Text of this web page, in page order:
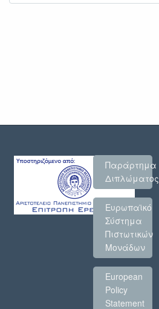
Παράρτημα
Διπλώματος
Ευρωπαϊκό
Σύστημα
Πιστωτικών
Μονάδων
European
Policy
Statement